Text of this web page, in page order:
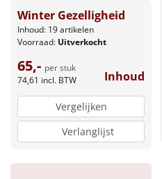
Winter Gezelligheid
Inhoud: 19 artikelen
Voorraad: Uitverkocht
65,- per stuk
74,61 incl. BTW Inhoud
Vergelijken
Verlanglijst